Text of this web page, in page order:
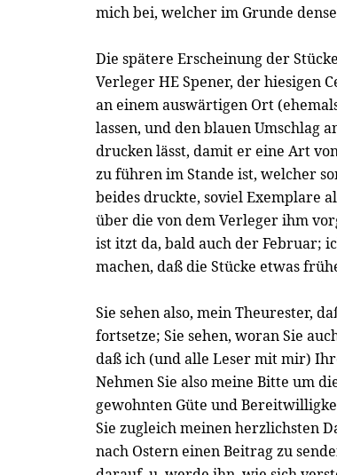
mich bei, welcher im Grunde
Die spätere Erscheinung der
Verleger HE Spener, der hiesigen
an einem auswärtigen Ort
lassen, und den blauen Umschlag
drucken lässt, damit er eine Art
zu führen im Stande ist, welcher
beides druckte, soviel Exemplare
über die von dem Verleger ihm
ist itzt da, bald auch der Februar;
machen, daß die Stücke etwas
Sie sehen also, mein Theurester,
fortsetze; Sie sehen, woran Sie
daß ich (und alle Leser mit mir)
Nehmen Sie also meine Bitte um
gewohnten Güte und
Sie zugleich meinen herzlichsten
nach Ostern einen Beitrag zu